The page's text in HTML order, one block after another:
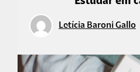
Letícia Baroni Gallo